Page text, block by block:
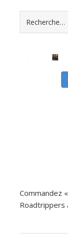
Commandez
Roadtrippers